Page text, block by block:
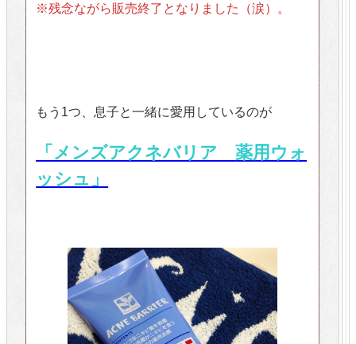
※残念ながら販売終了となりました（涙）。
もう1つ、息子と一緒に愛用しているのが
「メンズアクネバリア 薬用ウォ
ッシュ」